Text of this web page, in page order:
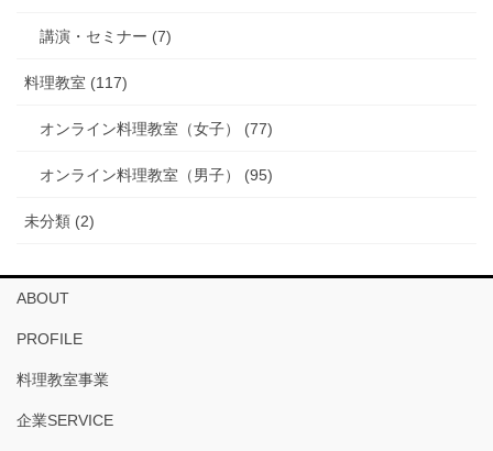
講演・セミナー (7)
料理教室 (117)
オンライン料理教室（女子） (77)
オンライン料理教室（男子） (95)
未分類 (2)
ABOUT
PROFILE
料理教室事業
企業SERVICE